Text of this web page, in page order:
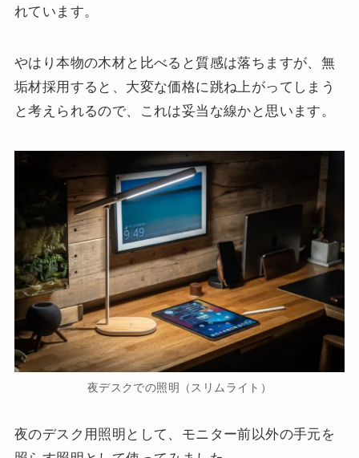
れています。
やはり本物の木材と比べると質感は落ちますが、無
垢材採用すると、大変な価格に跳ね上がってしまう
と考えられるので、これは妥当な線かと思います。
夜デスクでの照明（スリムライト）
夜のデスク用照明として、モニター前以外の手元を